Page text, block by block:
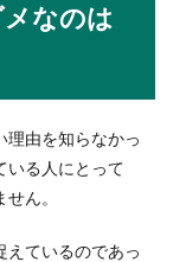
なのは
理由を知らなかっ
いる人にとって
ん。
えているのであっ